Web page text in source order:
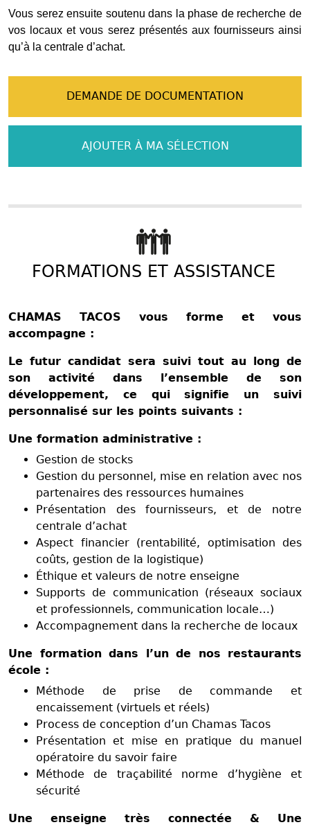
Vous serez ensuite soutenu dans la phase de recherche de
vos locaux et vous serez présentés aux fournisseurs ainsi
qu’à la centrale d’achat.
DEMANDE DE DOCUMENTATION
AJOUTER À MA SÉLECTION
FORMATIONS ET ASSISTANCE
CHAMAS TACOS vous forme et vous
accompagne :
Le futur candidat sera suivi tout au long de
son activité dans l’ensemble de son
développement, ce qui signifie un suivi
personnalisé sur les points suivants :
Une formation administrative :
Gestion de stocks
Gestion du personnel, mise en relation avec nos
partenaires des ressources humaines
Présentation des fournisseurs, et de notre
centrale d’achat
Aspect financier (rentabilité, optimisation des
coûts, gestion de la logistique)
Éthique et valeurs de notre enseigne
Supports de communication (réseaux sociaux
et professionnels, communication locale…)
Accompagnement dans la recherche de locaux
Une formation dans l’un de nos restaurants
école :
Méthode de prise de commande et
encaissement (virtuels et réels)
Process de conception d’un Chamas Tacos
Présentation et mise en pratique du manuel
opératoire du savoir faire
Méthode de traçabilité norme d’hygiène et
sécurité
Une enseigne très connectée & Une